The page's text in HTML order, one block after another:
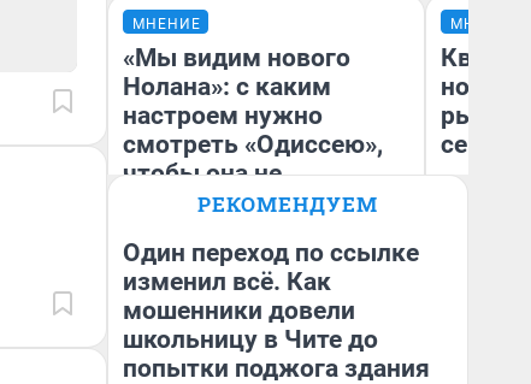
МНЕНИЕ
«Мы видим нового
Нолана»: с каким
настроем нужно
смотреть «Одиссею»,
чтобы она не
выглядела как фиаско
Надежда Губарь
МНЕНИЕ
но
рынок
РЕКОМЕНДУЕМ
Один переход по ссылке
изменил всё. Как
мошенники довели
школьницу в Чите до
попытки поджога здания